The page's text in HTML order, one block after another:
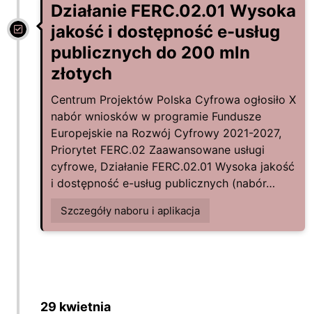
Działanie FERC.02.01 Wysoka
jakość i dostępność e-usług
publicznych do 200 mln
złotych
Centrum Projektów Polska Cyfrowa ogłosiło X
nabór wniosków w programie Fundusze
Europejskie na Rozwój Cyfrowy 2021-2027,
Priorytet FERC.02 Zaawansowane usługi
cyfrowe, Działanie FERC.02.01 Wysoka jakość
i dostępność e-usług publicznych (nabór…
Szczegóły naboru i aplikacja
29 kwietnia